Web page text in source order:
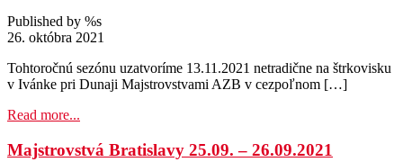
Published by %s
26. októbra 2021
Tohtoročnú sezónu uzatvoríme 13.11.2021 netradične na štrkovisku
v Ivánke pri Dunaji Majstrovstvami AZB v cezpoľnom […]
Read more...
Majstrovstvá Bratislavy 25.09. – 26.09.2021